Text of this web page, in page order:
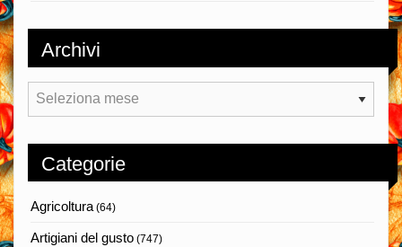
Archivi
Archivi
Categorie
Agricoltura(64)
Artigiani del gusto (747)